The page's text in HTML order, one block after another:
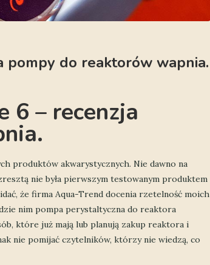
pompy do reaktorów wapnia.
6 – recenzja
produktów akwarystycznych. Nie dawno na
nie była pierwszym testowanym produktem
że firma Aqua-Trend docenia rzetelność moich
nim pompa perystaltyczna do reaktora
które już mają lub planują zakup reaktora i
nie pomijać czytelników, którzy nie wiedzą, co